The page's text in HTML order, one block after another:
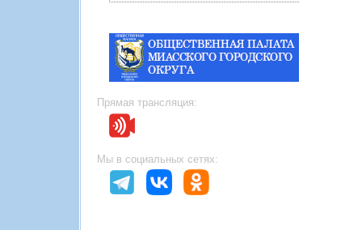
Прямая трансляция:
Мы в социальных сетях: